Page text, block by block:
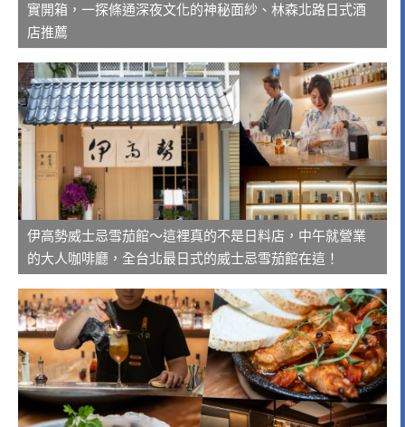
實開箱，一探條通深夜文化的神秘面紗、林森北路日式酒
店推薦
伊高勢威士忌雪茄館～這裡真的不是日料店，中午就營業
的大人咖啡廳，全台北最日式的威士忌雪茄館在這！